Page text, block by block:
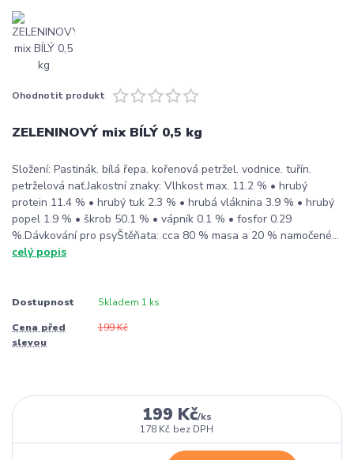
Ohodnotit produkt
ZELENINOVÝ mix BÍLÝ 0,5 kg
Složení: Pastinák. bílá řepa. kořenová petržel. vodnice. tuřín.
petrželová nať.Jakostní znaky: Vlhkost max. 11.2 % • hrubý
protein 11.4 % • hrubý tuk 2.3 % • hrubá vláknina 3.9 % • hrubý
popel 1.9 % • škrob 50.1 % • vápník 0.1 % • fosfor 0.29
%.Dávkování pro psyŠtěňata: cca 80 % masa a 20 % namočené...
celý popis
Dostupnost Skladem 1 ks
Cena před
slevou
199 Kč
199 Kč/ks
178 Kč bez DPH